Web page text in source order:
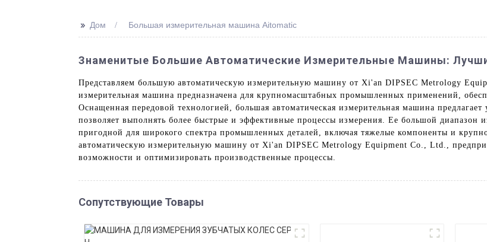
>> Дом Большая измерительная машина Aitomatic
Знаменитые Большие Автоматические Измерительные Машины:
Представляем большую автоматическую измерительную машину от Xi'an DIPSEC Metrology
измерительная машина предназначена для крупномасштабных промышленных применений,
Оснащенная передовой технологией, большая автоматическая измерительная машина
позволяет выполнять более быстрые и эффективные процессы измерения. Ее большой диапазон
пригодной для широкого спектра промышленных деталей, включая тяжелые компоненты и
автоматическую измерительную машину от Xi'an DIPSEC Metrology Equipment Co., Ltd.,
возможности и оптимизировать производственные процессы.
Сопутствующие Товары